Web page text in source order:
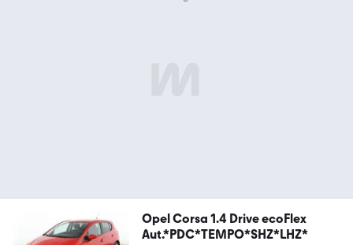
Opel Corsa 1.4 Drive ecoFlex
Aut.*PDC*TEMPO*SHZ*LHZ*